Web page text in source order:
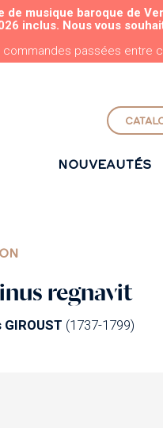
AU CONTENU
de musique baroque de
inclus. Nous vous
passées entre
NOUVEAUTÉS
regnavit
(1737-1799)